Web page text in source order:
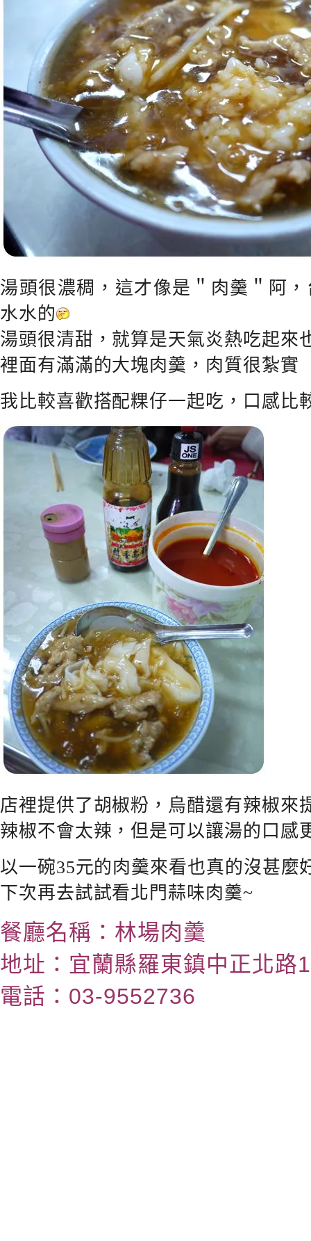
湯頭很濃稠，這才像是＂肉羹＂阿
水水的
湯頭很清甜，就算是天氣炎熱吃起來
裡面有滿滿的大塊肉羹，肉質很紮實
我比較喜歡搭配粿仔一起吃，口感比
店裡提供了胡椒粉，烏醋還有辣椒來
辣椒不會太辣，但是可以讓湯的口感
以一碗35元的肉羹來看也真的沒甚麼
下次再去試試看北門蒜味肉羹~
餐廳名稱：林場肉羹
地址：宜蘭縣羅東鎮中正北路
電話：03-9552736